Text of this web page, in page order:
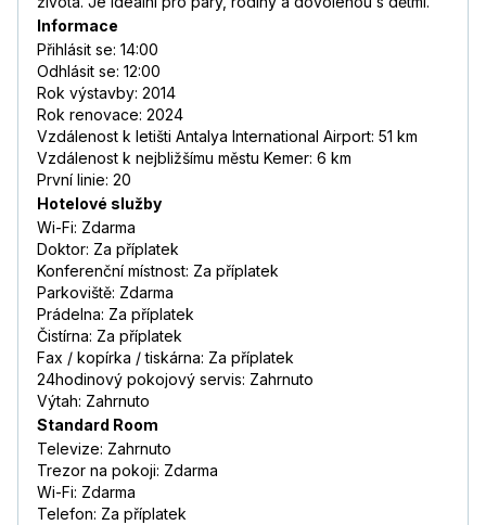
Informace
Přihlásit se: 14:00
Odhlásit se: 12:00
Rok výstavby: 2014
Rok renovace: 2024
Vzdálenost k letišti Antalya International Airport: 51 km
Vzdálenost k nejbližšímu městu Kemer: 6 km
První linie: 20
Hotelové služby
Wi-Fi: Zdarma
Doktor: Za příplatek
Konferenční místnost: Za příplatek
Parkoviště: Zdarma
Prádelna: Za příplatek
Čistírna: Za příplatek
Fax / kopírka / tiskárna: Za příplatek
24hodinový pokojový servis: Zahrnuto
Výtah: Zahrnuto
Standard Room
Televize: Zahrnuto
Trezor na pokoji: Zdarma
Wi-Fi: Zdarma
Telefon: Za příplatek